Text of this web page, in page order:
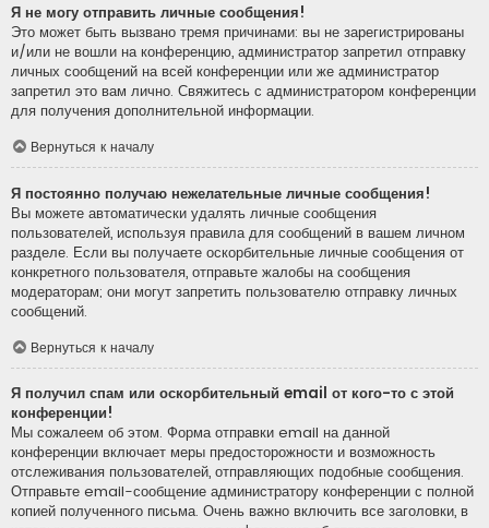
Я не могу отправить личные сообщения!
Это может быть вызвано тремя причинами: вы не зарегистрированы
и/или не вошли на конференцию, администратор запретил отправку
личных сообщений на всей конференции или же администратор
запретил это вам лично. Свяжитесь с администратором конференции
для получения дополнительной информации.
Вернуться к началу
Я постоянно получаю нежелательные личные сообщения!
Вы можете автоматически удалять личные сообщения
пользователей, используя правила для сообщений в вашем личном
разделе. Если вы получаете оскорбительные личные сообщения от
конкретного пользователя, отправьте жалобы на сообщения
модераторам; они могут запретить пользователю отправку личных
сообщений.
Вернуться к началу
Я получил спам или оскорбительный email от кого-то с этой
конференции!
Мы сожалеем об этом. Форма отправки email на данной
конференции включает меры предосторожности и возможность
отслеживания пользователей, отправляющих подобные сообщения.
Отправьте email-сообщение администратору конференции с полной
копией полученного письма. Очень важно включить все заголовки, в